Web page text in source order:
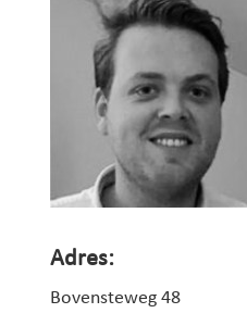
Adres:
Bovensteweg 48